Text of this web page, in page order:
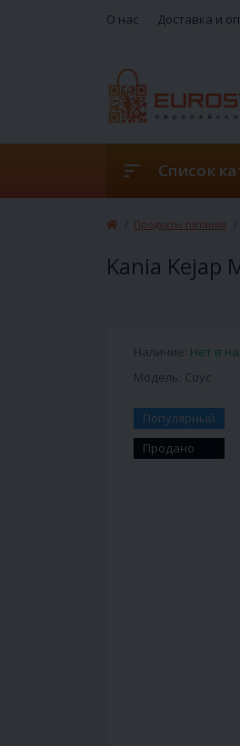
О нас Доставка и
Список
Продукты питания
Kania Kejap
Наличие: Нет в
Модель: Соус
Популярный
Продано